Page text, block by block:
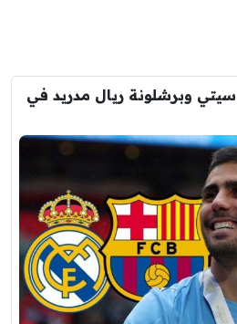
وبرشلونة ريال مدريد في